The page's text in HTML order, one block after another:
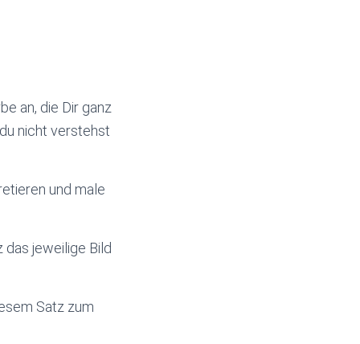
an, die Dir ganz
nicht verstehst
und male
jeweilige Bild
Satz zum